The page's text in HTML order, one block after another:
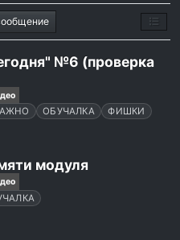
№6 (проверка
ОБУЧАЛКА ФИШКИ
модуля